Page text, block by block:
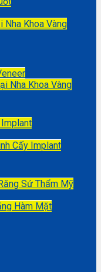
Nha Khoa Vàng
Nha Khoa Vàng
Implant
Cấy Implant
Sứ Thẩm Mỹ
Hàm Mặt